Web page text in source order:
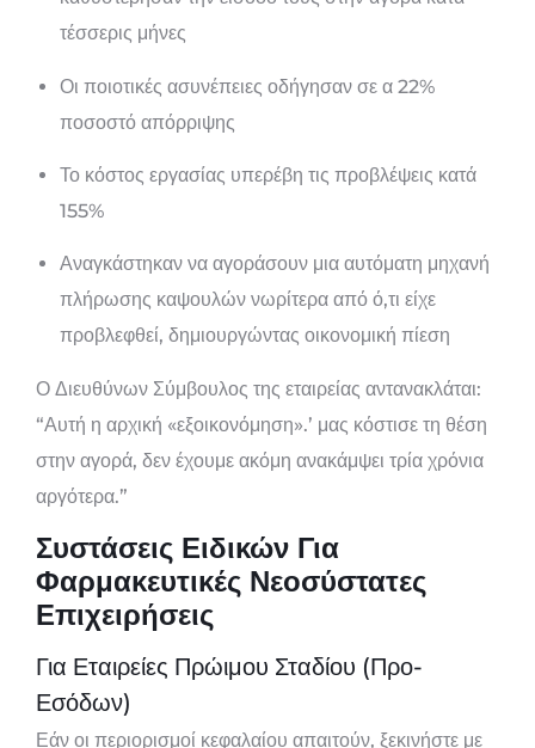
τέσσερις μήνες
Οι ποιοτικές ασυνέπειες οδήγησαν σε α 22%
ποσοστό απόρριψης
Το κόστος εργασίας υπερέβη τις προβλέψεις κατά
155%
Αναγκάστηκαν να αγοράσουν μια αυτόματη μηχανή
πλήρωσης καψουλών νωρίτερα από ό,τι είχε
προβλεφθεί, δημιουργώντας οικονομική πίεση
Ο Διευθύνων Σύμβουλος της εταιρείας αντανακλάται:
“Αυτή η αρχική «εξοικονόμηση».’ μας κόστισε τη θέση
στην αγορά, δεν έχουμε ακόμη ανακάμψει τρία χρόνια
αργότερα.”
Συστάσεις Ειδικών Για
Φαρμακευτικές Νεοσύστατες
Επιχειρήσεις
Για Εταιρείες Πρώιμου Σταδίου (Προ-
Εσόδων)
Εάν οι περιορισμοί κεφαλαίου απαιτούν, ξεκινήστε με